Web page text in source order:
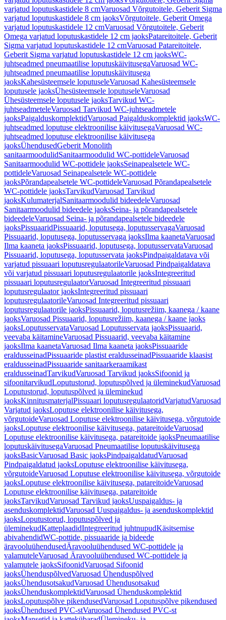
varjatud loputuskastidele 8 cmVaruosad Võrgutoitele, Geberit Sigma
varjatud loputuskastidele 8 cm jaoksVõrgutoitele, Geberit Omega
varjatud loputuskastidele 12 cmVaruosad Võrgutoitele, Geberit
Omega varjatud loputuskastidele 12 cm jaoksPatareitoitele, Geberit
Sigma varjatud loputuskastidele 12 cmVaruosad Patareitoitele,
Geberit Sigma varjatud loputuskastidele 12 cm jaoksWC-
juhtseadmed pneumaatilise loputuskäivitusegaVaruosad WC-
juhtseadmed pneumaatilise loputuskäivitusega
jaoksKahesüsteemsele loputuseleVaruosad Kahesüsteemsele
loputusele jaoksÜhesüsteemsele loputuseleVaruosad
Ühesüsteemsele loputusele jaoksTarvikud WC-
juhtseadmeteleVaruosad Tarvikud WC-juhtseadmetele
jaoksPaigalduskomplektidVaruosad Paigalduskomplektid jaoksWC-
juhtseadmed loputuse elektroonilise käivitusegaVaruosad WC-
juhtseadmed loputuse elektroonilise käivitusega
jaoksÜhendusedGeberit Monolith
sanitaarmoodulidSanitaarmoodulid WC-pottideleVaruosad
Sanitaarmoodulid WC-pottidele jaoksSeinapealsetele WC-
pottideleVaruosad Seinapealsetele WC-pottidele
jaoksPõrandapealsetele WC-pottideleVaruosad Põrandapealsetele
WC-pottidele jaoksTarvikudVaruosad Tarvikud
jaoksKulumaterjalSanitaarmoodulid bideedeleVaruosad
Sanitaarmoodulid bideedele jaoksSeina- ja põrandapealsetele
bideedeleVaruosad Seina- ja põrandapealsetele bideedele
jaoksPissuaaridPissuaarid, loputusega, loputusservagaVaruosad
Pissuaarid, loputusega, loputusservaga jaoksIlma kaanetaVaruosad
Ilma kaaneta jaoksPissuaarid, loputusega, loputusservataVaruosad
Pissuaarid, loputusega, loputusservata jaoksPindpaigaldatava või
varjatud pissuaari loputusregulaatorileVaruosad Pindpaigaldatava
või varjatud pissuaari loputusregulaatorile jaoksIntegreeritud
pissuaari loputusregulaatorVaruosad Integreeritud pissuaari
loputusregulaator jaoksIntegreeritud pissuaari
loputusregulaatorileVaruosad Integreeritud pissuaari
loputusregulaatorile jaoksPissuaarid, loputusrežiim, kaanega / kaane
jaoksVaruosad Pissuaarid, loputusrežiim, kaanega / kaane jaoks
jaoksLoputusservataVaruosad Loputusservata jaoksPissuaarid,
veevaba käitamineVaruosad Pissuaarid, veevaba käitamine
jaoksIlma kaanetaVaruosad Ilma kaaneta jaoksPissuaaride
eraldusseinadPissuaaride plastist eraldusseinadPissuaaride klaasist
eraldusseinadPissuaaride sanitaarkeraamikast
eraldusseinadTarvikudVaruosad Tarvikud jaoksSifoonid ja
sifoonitarvikudLoputustorud, loputuspõlved ja üleminekudVaruosad
Loputustorud, loputuspõlved ja üleminekud
jaoksKinnitusmaterjalPissuaari loputusregulaatoridVarjatudVaruosad
Varjatud jaoksLoputuse elektroonilise käivitusega,
võrgutoideVaruosad Loputuse elektroonilise käivitusega, võrgutoide
jaoksLoputuse elektroonilise käivitusega, patareitoideVaruosad
Loputuse elektroonilise käivitusega, patareitoide jaoksPneumaatilise
loputuskäivitusegaVaruosad Pneumaatilise loputuskäivitusega
jaoksBasicVaruosad Basic jaoksPindpaigaldatudVaruosad
Pindpaigaldatud jaoksLoputuse elektroonilise käivitusega,
võrgutoideVaruosad Loputuse elektroonilise käivitusega, võrgutoide
jaoksLoputuse elektroonilise käivitusega, patareitoideVaruosad
Loputuse elektroonilise käivitusega, patareitoide
jaoksTarvikudVaruosad Tarvikud jaoksUuspaigaldus- ja
asenduskomplektidVaruosad Uuspaigaldus- ja asenduskomplektid
jaoksLoputustorud, loputuspõlved ja
üleminekudKatteplaadidIntegreeritud juhtnupudKäsitsemise
abivahendidWC-pottide, pissuaaride ja bideede
äravooluühendusedÄravooluühendused WC-pottidele ja
valamuteleVaruosad Äravooluühendused WC-pottidele ja
valamutele jaoksSifoonidVaruosad Sifoonid
jaoksÜhenduspõlvedVaruosad Ühenduspõlved
jaoksÜhendusotsakudVaruosad Ühendusotsakud
jaoksÜhenduskomplektidVaruosad Ühenduskomplektid
jaoksLoputuspõlve pikendusedVaruosad Loputuspõlve pikendused
jaoksÜhendused PVC-stVaruosad Ühendused PVC-st